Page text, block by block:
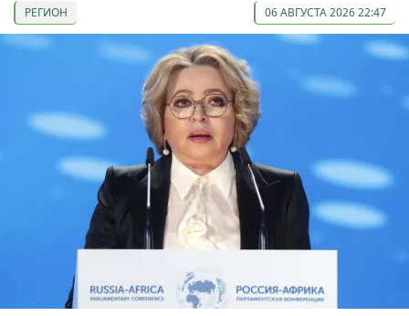
РЕГИОН 06 АВГУСТА 2026 22:47